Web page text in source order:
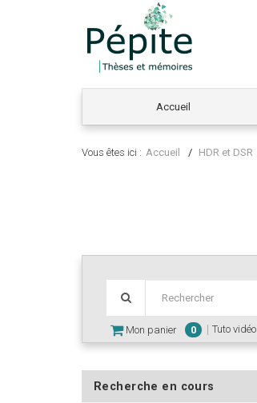
Accueil
Vous êtes ici : Accueil HDR et DSR
Mon panier 0 Tuto vidéo
Recherche en cours